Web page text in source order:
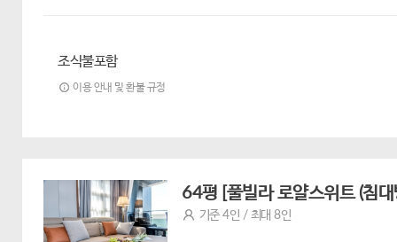
조식불포함
이용 안내 및 환불 규정
64평 [풀빌라 로얄스위트 (침
기준 4인 / 최대 8인